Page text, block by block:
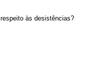
às desistências?